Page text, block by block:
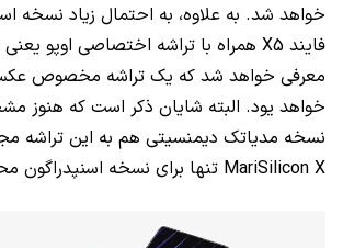
خواهد شد. به علاوه، به احتمال زیاد نسخه
فایند X5 همراه با تراشه اختصاصی اوپو یعنی
معرفی خواهد شد که یک تراشه مخصوص
خواهد یود. البته شایان ذکر است که هنوز
نسخه مدیاتک دیمنسیتی هم به این تراشه
MariSilicon X تنها برای نسخه اسنپدراگون